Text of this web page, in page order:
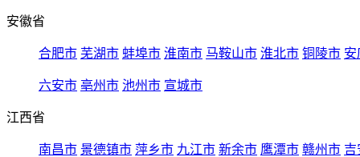
安徽省
合肥市 芜湖市 蚌埠市 淮南市 马鞍山市 淮北市 铜陵市 安
六安市 亳州市 池州市 宣城市
江西省
南昌市 景德镇市 萍乡市 九江市 新余市 鹰潭市 赣州市 吉